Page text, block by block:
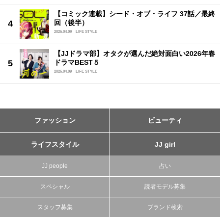
【コミック連載】シード・オブ・ライフ 37話／最終
回（後半）
2026.04.09 LIFE STYLE
【JJドラマ部】オタクが選んだ絶対面白い2026年春
ドラマBEST５
2026.04.09 LIFE STYLE
ファッション ビューティ
ライフスタイル JJ girl
JJ people 占い
スペシャル 読者モデル募集
スタッフ募集 ブランド検索